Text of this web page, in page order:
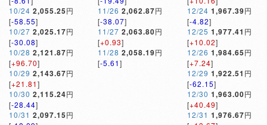
10/24 2,055.25円
[-58.55]
10/27 2,025.17円
[-30.08]
10/28 2,121.87円
[+96.70]
10/29 2,143.67円
[+21.81]
10/30 2,115.24円
[-28.44]
10/31 2,097.15円
11/26 2,062.87円
[-38.07]
11/27 2,063.80円
[+0.93]
11/28 2,058.19円
[-5.61]
12/24 1,967.39円
[-4.82]
12/25 1,977.41 円
[+10.02]
12/26 1,984.65円
[+7.24]
12/29 1,922.51 円
[-62.15]
12/30 1,963.00円
[+40.49]
12/31 1,976.67円